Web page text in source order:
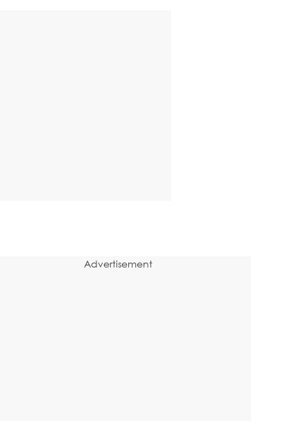
Advertisement